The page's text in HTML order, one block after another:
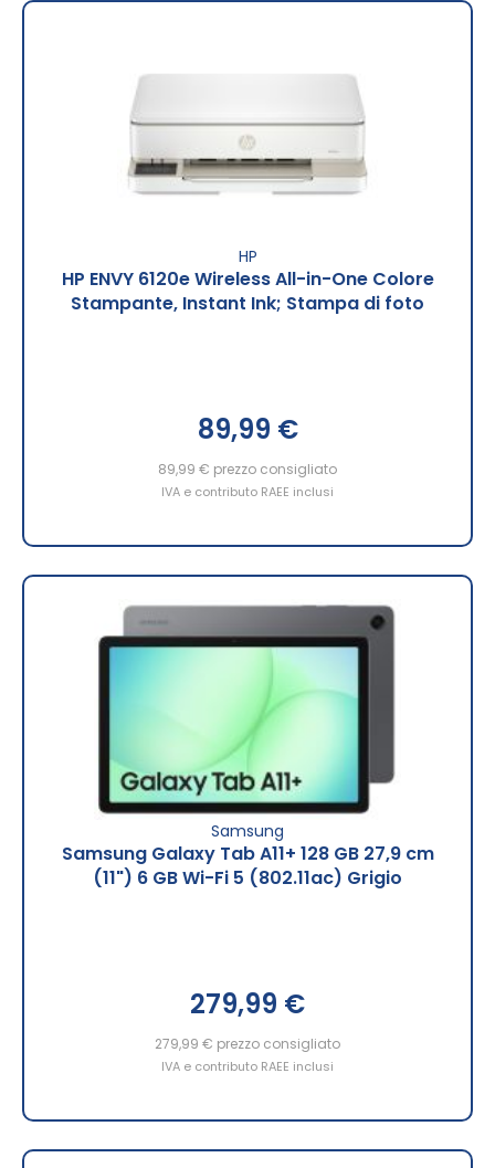
HP
HP ENVY 6120e Wireless All-in-One Colore
Stampante, Instant Ink; Stampa di foto
89,99 €
89,99 € prezzo consigliato
IVA e contributo RAEE inclusi
Samsung
Samsung Galaxy Tab A11+ 128 GB 27,9 cm
(11") 6 GB Wi-Fi 5 (802.11ac) Grigio
279,99 €
279,99 € prezzo consigliato
IVA e contributo RAEE inclusi